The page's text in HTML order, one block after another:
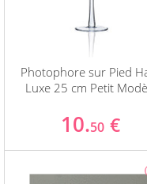
Photophore sur Pied
Luxe 25 cm Petit
10.50 €